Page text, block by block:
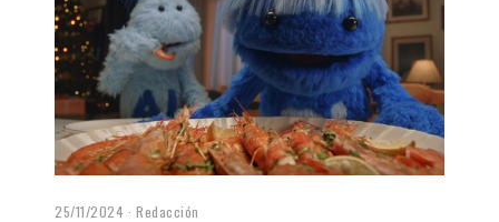
25/11/2024 Redacción